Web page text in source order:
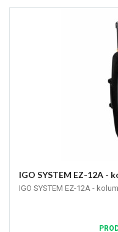
IGO SYSTEM EZ-12A -
IGO SYSTEM EZ-12A -